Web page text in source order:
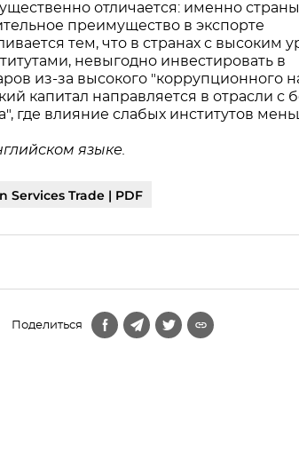
отличается: именно
преимущество в экспорте
тем, что в странах с высоким
невыгодно инвестировать в
из-за высокого "коррупционного
капитал направляется в отрасли с
где влияние слабых институтов
языке.
Trade | PDF
Поделиться